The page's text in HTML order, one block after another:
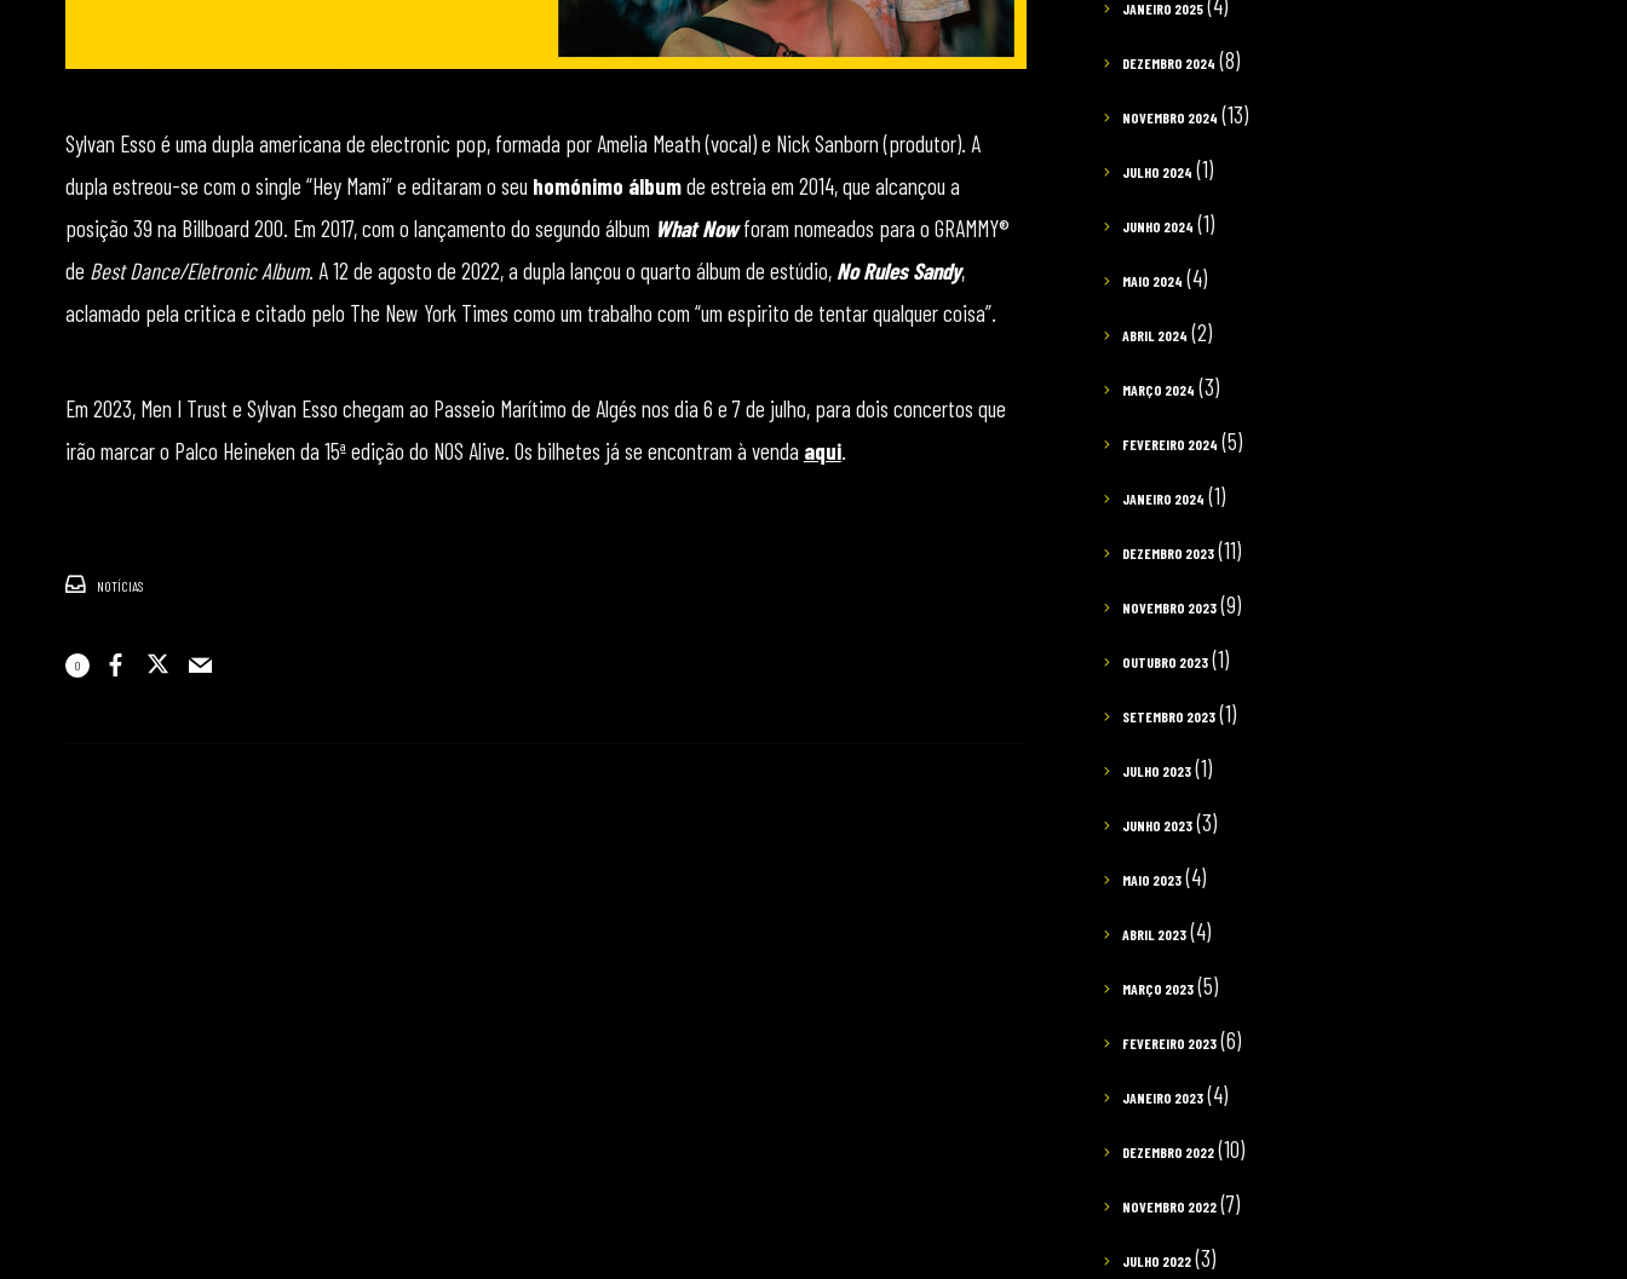
Sylvan Esso é uma dupla americana de electronic pop, formada por Amelia Meath (vocal) e Nick Sanborn (produtor). A
dupla estreou-se com o single “Hey Mami” e editaram o seu homónimo álbumde estreia em 2014, que alcançou a
posição 39 na Billboard 200. Em 2017, com o lançamento do segundo álbum What Nowforam nomeados para o GRAMMY®
de Best Dance/Eletronic Album. A 12 de agosto de 2022, a dupla lançou o quarto álbum de estúdio, No Rules Sandy,
aclamado pela critica e citado pelo The New York Times como um trabalho com “um espirito de tentar qualquer coisa”.
Em 2023, Men I Trust e Sylvan Esso chegam ao Passeio Marítimo de Algés nos dia 6 e 7 de julho, para dois concertos que
irão marcar o Palco Heineken da 15ª edição do NOS Alive. Os bilhetes já se encontram à venda aqui.
NOTÍCIAS
0
JANEIRO 2025
DEZEMBRO 2024 (8)
NOVEMBRO 2024 (13)
JULHO 2024 (1)
JUNHO 2024 (1)
MAIO 2024 (4)
ABRIL 2024 (2)
MARÇO 2024 (3)
FEVEREIRO 2024 (5)
JANEIRO 2024 (1)
DEZEMBRO 2023 (11)
NOVEMBRO 2023 (9)
OUTUBRO 2023 (1)
SETEMBRO 2023 (1)
JULHO 2023 (1)
JUNHO 2023 (3)
MAIO 2023 (4)
ABRIL 2023 (4)
MARÇO 2023 (5)
FEVEREIRO 2023 (6)
JANEIRO 2023 (4)
DEZEMBRO 2022 (10)
NOVEMBRO 2022 (7)
JULHO 2022 (3)